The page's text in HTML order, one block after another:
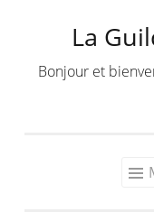
contenu
La
Bonjour et